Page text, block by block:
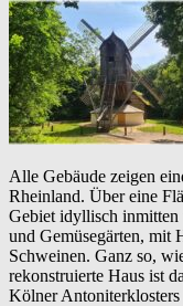
Alle Gebäude zeigen
Rheinland. Über eine
Gebiet idyllisch
und Gemüsegärten, mit
Schweinen. Ganz so,
rekonstruierte Haus ist
Kölner Antoniterklosters